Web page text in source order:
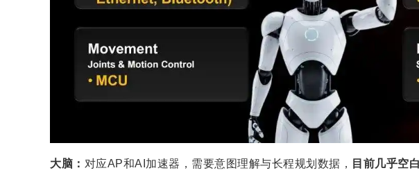
大脑： 对应AP和AI加速器，需要意图理解与长程规划数据， 目前几乎空白